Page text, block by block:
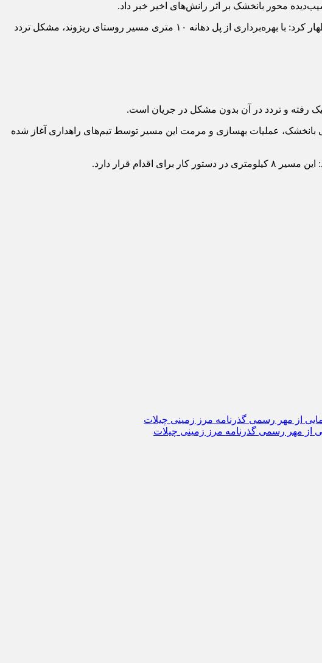
محور بانخشک بر اثر رانش‌های اخیر خبر داد.
، حیدر دشتی‌پور مدیرکل راهداری و حمل و نقل جاده‌ای استان ایلام با اعلام این خبر اظهار کرد: با بهره‌برداری از پل دهانه ۱۰ متری مسیر روستای ریزوند، مشکل تردد
رفته و تردد در آن بدون مشکل در جریان است.
عملیات بهسازی و مرمت این مسیر توسط تیم‌های راهداری آغاز شده
قرار دارد.